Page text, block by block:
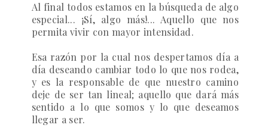
Al final todos estamos en la búsqueda de algo
especial... ¡Sí, algo más!... Aquello que nos
permita vivir con mayor intensidad.
Esa razón por la cual nos despertamos día a
día deseando cambiar todo lo que nos rodea,
y es la responsable de que nuestro camino
deje de ser tan lineal; aquello que dará más
sentido a lo que somos y lo que deseamos
llegar a ser.